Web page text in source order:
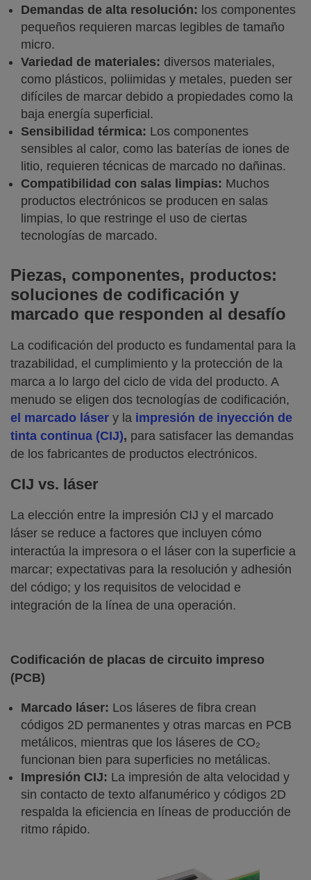
Demandas de alta resolución: los componentes
pequeños requieren marcas legibles de tamaño
micro.
Variedad de materiales: diversos materiales,
como plásticos, poliimidas y metales, pueden ser
difíciles de marcar debido a propiedades como la
baja energía superficial.
Sensibilidad térmica: Los componentes
sensibles al calor, como las baterías de iones de
litio, requieren técnicas de marcado no dañinas.
Compatibilidad con salas limpias: Muchos
productos electrónicos se producen en salas
limpias, lo que restringe el uso de ciertas
tecnologías de marcado.
Piezas, componentes, productos:
soluciones de codificación y
marcado que responden al desafío
La codificación del producto es fundamental para la
trazabilidad, el cumplimiento y la protección de la
marca a lo largo del ciclo de vida del producto. A
menudo se eligen dos tecnologías de codificación,
el marcado láser y la impresión de inyección de
tinta continua (CIJ), para satisfacer las demandas
de los fabricantes de productos electrónicos.
CIJ vs. láser
La elección entre la impresión CIJ y el marcado
láser se reduce a factores que incluyen cómo
interactúa la impresora o el láser con la superficie a
marcar; expectativas para la resolución y adhesión
del código; y los requisitos de velocidad e
integración de la línea de una operación.
Codificación de placas de circuito impreso
(PCB)
Marcado láser: Los láseres de fibra crean
códigos 2D permanentes y otras marcas en PCB
metálicos, mientras que los láseres de CO₂
funcionan bien para superficies no metálicas.
Impresión CIJ: La impresión de alta velocidad y
sin contacto de texto alfanumérico y códigos 2D
respalda la eficiencia en líneas de producción de
ritmo rápido.